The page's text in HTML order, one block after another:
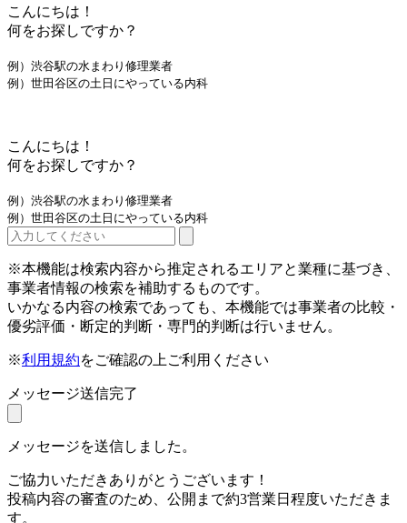
こんにちは！
何をお探しですか？
例）渋谷駅の水まわり修理業者
例）世田谷区の土日にやっている内科
こんにちは！
何をお探しですか？
例）渋谷駅の水まわり修理業者
例）世田谷区の土日にやっている内科
※本機能は検索内容から推定されるエリアと業種に基づき、
事業者情報の検索を補助するものです。
いかなる内容の検索であっても、本機能では事業者の比較・
優劣評価・断定的判断・専門的判断は行いません。
※利用規約をご確認の上ご利用ください
メッセージ送信完了
メッセージを送信しました。
ご協力いただきありがとうございます！
投稿内容の審査のため、公開まで約3営業日程度いただきま
す。